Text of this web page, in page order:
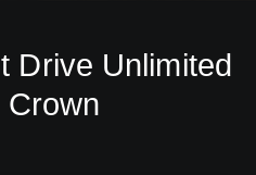
Drive Unlimited
Crown